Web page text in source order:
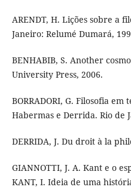
ARENDT, H. Lições sobre a
Janeiro: Relumé Dumará,
BENHABIB, S. Another
University Press, 2006.
BORRADORI, G. Filosofia
Habermas e Derrida. Rio de
DERRIDA, J. Du droit à la
GIANNOTTI, J. A. Kant e o
KANT, I. Ideia de uma